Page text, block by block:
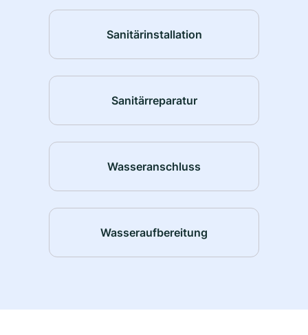
Sanitärinstallation
Sanitärreparatur
Wasseranschluss
Wasseraufbereitung